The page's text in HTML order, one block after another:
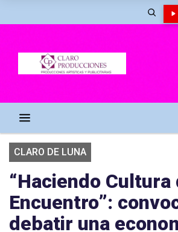
CLARO DE LUNA
“Haciendo Cultura
Encuentro”:
debatir una